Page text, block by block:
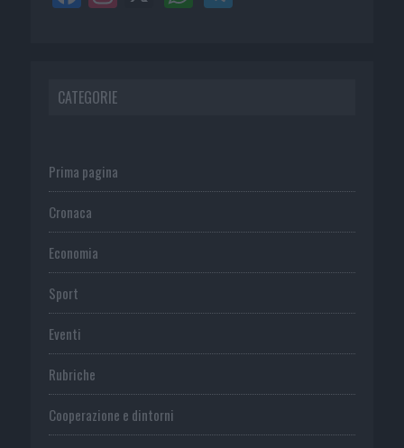
CATEGORIE
Prima pagina
Cronaca
Economia
Sport
Eventi
Rubriche
Cooperazione e dintorni